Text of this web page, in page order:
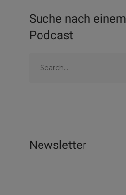
Suche nach einem
Podcast
Newsletter